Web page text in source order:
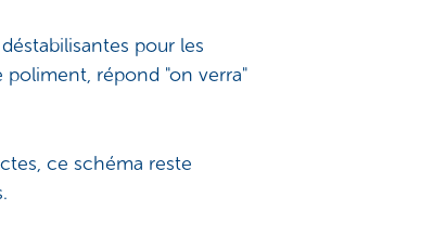
pour les
répond "on verra"
ce schéma reste